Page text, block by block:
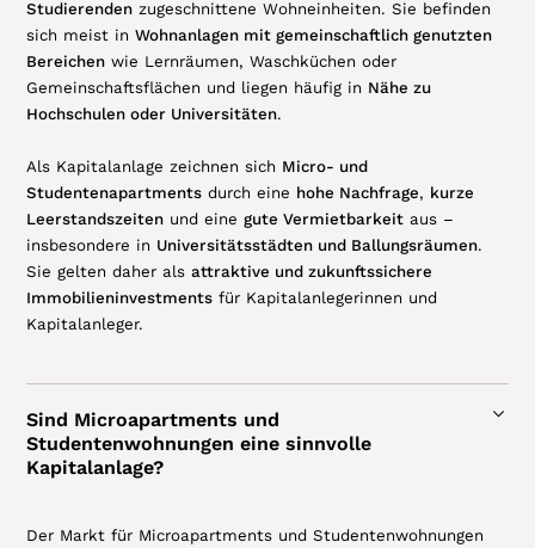
Studierenden zugeschnittene Wohneinheiten. Sie befinden
sich meist inWohnanlagen mit gemeinschaftlich genutzten
Bereichen wie Lernräumen, Waschküchen oder
Gemeinschaftsflächen und liegen häufig in Nähe zu
Hochschulen oder Universitäten.
Als Kapitalanlage zeichnen sich Micro- und
Studentenapartments durch eine hohe Nachfrage, kurze
Leerstandszeiten und einegute Vermietbarkeit aus –
insbesondere in Universitätsstädten und Ballungsräumen.
Sie gelten daher alsattraktive und zukunftssichere
Immobilieninvestments für Kapitalanlegerinnen und
Kapitalanleger.
Sind Microapartments und
Studentenwohnungen eine sinnvolle
Kapitalanlage?
Der Markt für Microapartments und Studentenwohnungen